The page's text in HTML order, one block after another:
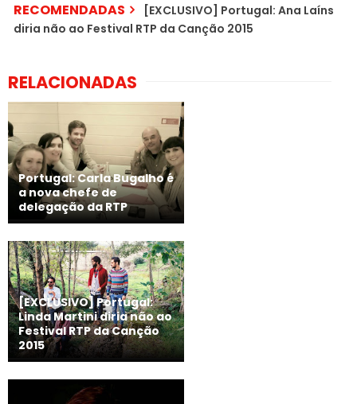
RECOMENDADAS
[EXCLUSIVO] Portugal: Ana Laíns
diria não ao Festival RTP da Canção 2015
RELACIONADAS
Portugal: Carla Bugalho é
a nova chefe de
delegação da RTP
[EXCLUSIVO] Portugal:
Linda Martini diria não ao
Festival RTP da Canção
2015